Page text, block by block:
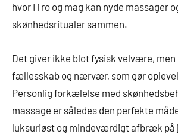
hvor I i ro og mag kan nyde massager
skønhedsritualer sammen.
Det giver ikke blot fysisk velvære, men
fællesskab og nærvær, som gør
Personlig forkælelse med
massage er således den perfekte
luksuriøst og mindeværdigt afbræk på